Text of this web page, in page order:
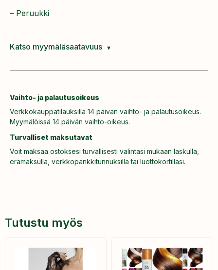
– Peruukki
Katso myymäläsaatavuus
Vaihto- ja palautusoikeus
Verkkokauppatilauksilla 14 päivän vaihto- ja palautusoikeus.
Myymälöissä 14 päivän vaihto-oikeus.
Turvalliset maksutavat
Voit maksaa ostoksesi turvallisesti valintasi mukaan laskulla,
erämaksulla, verkkopankkitunnuksilla tai luottokortillasi.
Tutustu myös